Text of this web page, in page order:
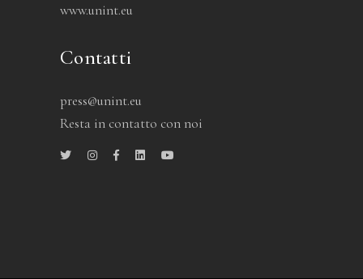
www.unint.eu
Contatti
press@unint.eu
Resta in contatto con noi